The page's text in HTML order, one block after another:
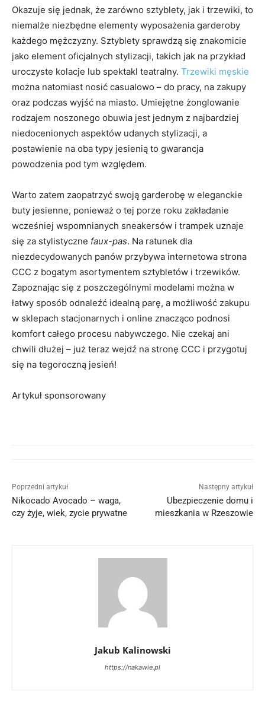
Okazuje się jednak, że zarówno sztyblety, jak i trzewiki, to
niemalże niezbędne elementy wyposażenia garderoby
każdego mężczyzny. Sztyblety sprawdzą się znakomicie
jako element oficjalnych stylizacji, takich jak na przykład
uroczyste kolacje lub spektakl teatralny. Trzewiki męskie
można natomiast nosić casualowo – do pracy, na zakupy
oraz podczas wyjść na miasto. Umiejętne żonglowanie
rodzajem noszonego obuwia jest jednym z najbardziej
niedocenionych aspektów udanych stylizacji, a
postawienie na oba typy jesienią to gwarancja
powodzenia pod tym względem.
Warto zatem zaopatrzyć swoją garderobę w eleganckie
buty jesienne, ponieważ o tej porze roku zakładanie
wcześniej wspomnianych sneakersów i trampek uznaje
się za stylistyczne faux-pas. Na ratunek dla
niezdecydowanych panów przybywa internetowa strona
CCC z bogatym asortymentem sztybletów i trzewików.
Zapoznając się z poszczególnymi modelami można w
łatwy sposób odnaleźć idealną parę, a możliwość zakupu
w sklepach stacjonarnych i online znacząco podnosi
komfort całego procesu nabywczego. Nie czekaj ani
chwili dłużej – już teraz wejdź na stronę CCC i przygotuj
się na tegoroczną jesień!
Artykuł sponsorowany
Poprzedni artykuł
Nikocado Avocado – waga,
czy żyje, wiek, zycie prywatne
Następny artykuł
Ubezpieczenie domu i
mieszkania w Rzeszowie
Jakub Kalinowski
https://nakawie.pl